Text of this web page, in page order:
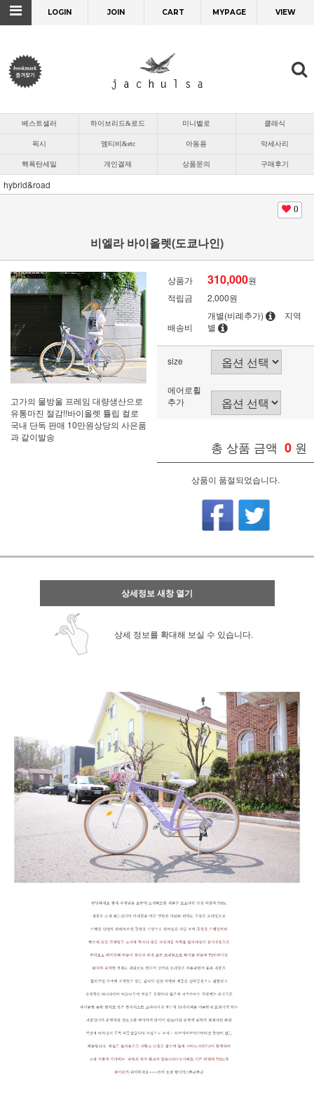
LOGIN JOIN CART MYPAGE VIEW
베스트셀러 하이브리드&로드 미니벨로 클래식
픽시 엠티비&etc 아동용 악세사리
핵폭탄세일 개인결제 상품문의 구매후기
hybrid&road
0
비엘라 바이올렛(도쿄나인)
고가의 물방울 프레임 대량생산으로
유통마진 절감!!바이올렛 튤립 컬로
국내 단독 판매 10만원상당의 사은품
과 같이발송
상품가 310,000원
적립금
2,000원
배송비
개별(비례추가)
지역
별
size
에어로휠
추가
총 상품 금액 0 원
상품이 품절되었습니다.
상세정보 새창 열기
상세 정보를 확대해 보실 수 있습니다.